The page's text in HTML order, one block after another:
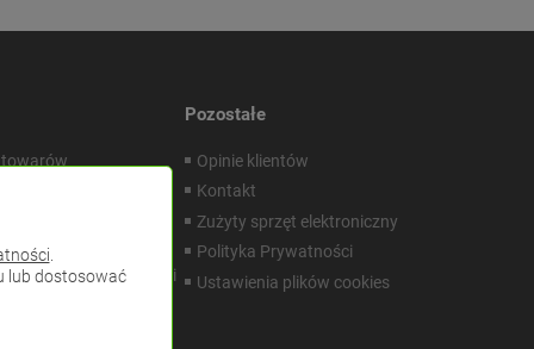
doboru przewodów i
do instalacji LED
indywidualne
Pozostałe
Opinie klientów
Kontakt
Zużyty sprzęt elektroniczny
Polityka Prywatności
Ustawienia plików cookies
.
lub dostosować